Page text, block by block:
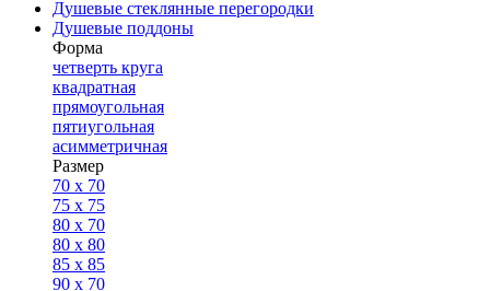
Душевые стеклянные перегородки
Душевые поддоны
Форма
четверть круга
квадратная
прямоугольная
пятиугольная
асимметричная
Размер
70 x 70
75 x 75
80 x 70
80 x 80
85 x 85
90 x 70